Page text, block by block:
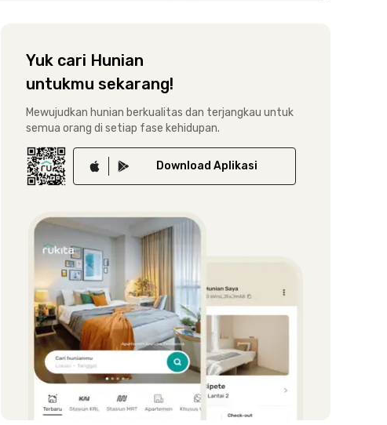
Yuk cari Hunian
untukmu sekarang!
Mewujudkan hunian berkualitas dan terjangkau untuk
semua orang di setiap fase kehidupan.
Download Aplikasi